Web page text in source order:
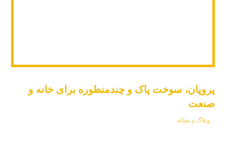
پروپان، سوخت پاک و چندمنظوره برای خانه و
صنعت
وبلاگ و مقاله